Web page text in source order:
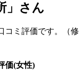
」さん
コミ評価です。（修
価(女性)